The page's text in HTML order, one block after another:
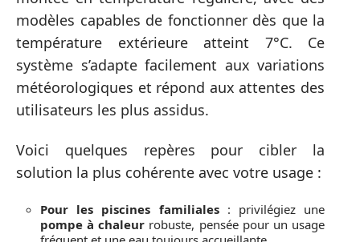
modèles capables de fonctionner dès que la
température extérieure atteint 7°C. Ce
système s’adapte facilement aux variations
météorologiques et répond aux attentes des
utilisateurs les plus assidus.
Voici quelques repères pour cibler la
solution la plus cohérente avec votre usage :
Pour les piscines familiales: privilégiez une
pompe à chaleur robuste, pensée pour un usage